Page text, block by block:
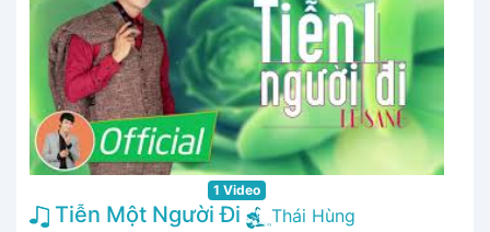
1 Video
Tiễn Một Người Đi
Thái Hùng